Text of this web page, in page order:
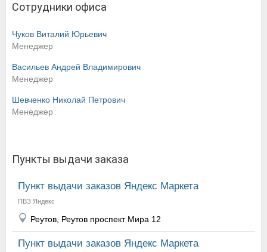
Сотрудники офиса
Чуков Виталий Юрьевич
Менеджер
Васильев Андрей Владимирович
Менеджер
Шевченко Николай Петрович
Менеджер
Пункты выдачи заказа
Пункт выдачи заказов Яндекс Маркета
ПВЗ Яндекс
Реутов, Реутов проспект Мира 12
Пункт выдачи заказов Яндекс Маркета